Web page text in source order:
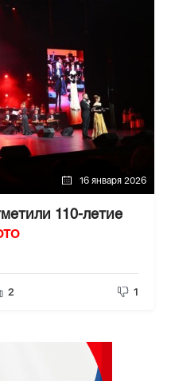
16 января 2026
110-летие
2 1